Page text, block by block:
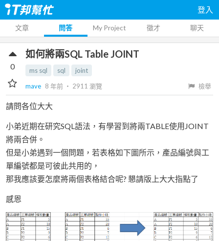
登入
文章 問答 My Project 徵才 聊天
如何將兩SQL Table JOINT
ms sql sql
joint
mave 8 年前 ‧ 2911 瀏覽 檢舉
0
請問各位大大
小弟近期在研究SQL語法，有學習到將兩TABLE使用JOINT
將兩合併。
但是小弟遇到一個問題，若表格如下圖所示，產品編號與工
單編號都是可彼此共用的，
那我應該要怎麼將兩個表格結合呢? 懇請版上大大指點了
感恩